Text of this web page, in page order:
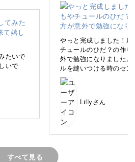
仕上げますよ◎
っとかわいくなる、ヘッドドレスを
。
す光り輝く、華やかなドレスをい
ょう！
たいで
いで
やっと完成しました！肩
チュールのひだ？の作り
外で勉強になりました。
ルを縫いつける時のセン
わせを失敗しましたが、
よりシンプルな作り方で
すかったです。ヘアアク
ーも華やかで素敵です。
Lillyさん
すべて見る